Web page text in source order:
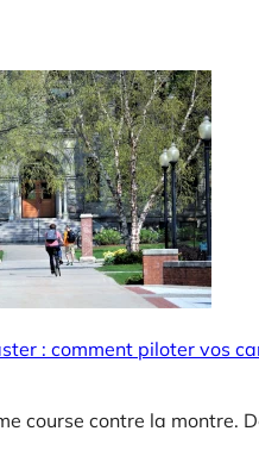
: comment piloter vos
course contre la montre.